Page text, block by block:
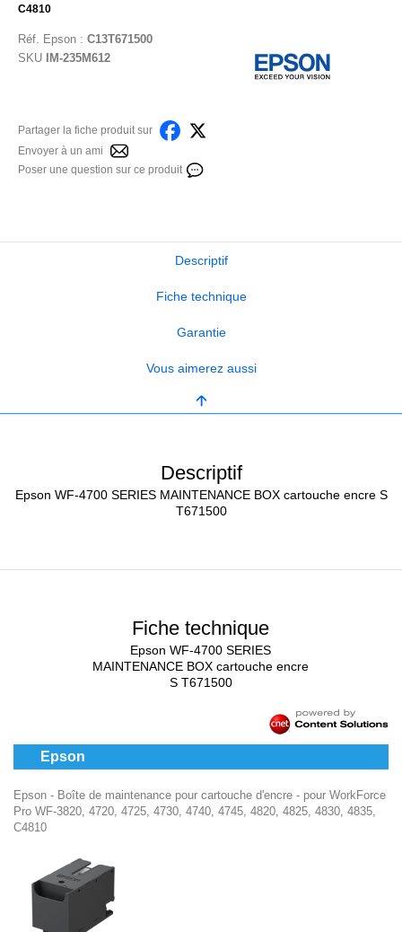
C4810
Réf. Epson: C13T671500
SKU
IM-235M612
Partager la fiche produit sur
Envoyer à un ami
Poser une question sur ce produit
Descriptif
Fiche technique
Garantie
Vous aimerez aussi
Descriptif
Epson WF-4700 SERIES MAINTENANCE BOX cartouche encre S
T671500
Fiche technique
Epson WF-4700 SERIES
MAINTENANCE BOX cartouche encre
S T671500
Epson
Epson - Boîte de maintenance pour cartouche d'encre - pour WorkForce
Pro WF-3820, 4720, 4725, 4730, 4740, 4745, 4820, 4825, 4830, 4835,
C4810